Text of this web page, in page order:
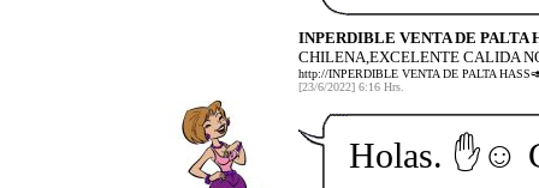
INPERDIBLE VENTA DE PALTA
CHILENA,EXCELENTE CALIDA
http://INPERDIBLE VENTA DE PALTA
[23/6/2022] 6:16 Hrs.
Holas. ✋☺️